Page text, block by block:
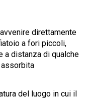
direttamente
a fori piccoli,
a distanza di qualche
assorbita
del luogo in cui il